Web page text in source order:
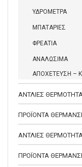
ΥΔΡΟΜΕΤΡΑ
ΜΠΑΤΑΡΙΕΣ
ΦΡΕΑΤΙΑ
ΑΝΑΛΩΣΙΜΑ
ΑΠΟΧΕΤΕΥΣΗ –
ΑΝΤΛΙΕΣ
ΠΡΟΪΟΝΤΑ
ΑΝΤΛΙΕΣ
ΠΡΟΪΟΝΤΑ